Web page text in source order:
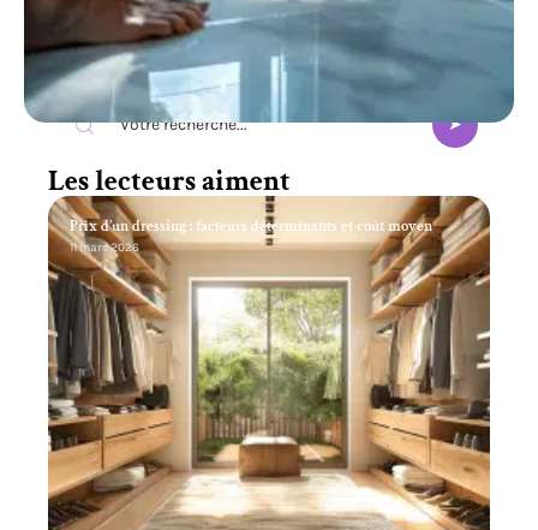
Recherche
Les lecteurs aiment
Prix d’un dressing : facteurs déterminants et coût moyen
11 mars 2026